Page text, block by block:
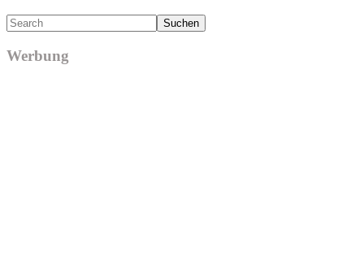
Search
Werbung